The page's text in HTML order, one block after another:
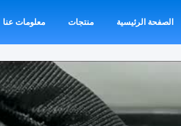
الصفحة الرئيسية منتجات معلومات عنا